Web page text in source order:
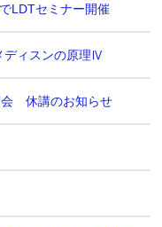
LDTセミナー開催
ディスンの原理Ⅳ
会 休講のお知らせ